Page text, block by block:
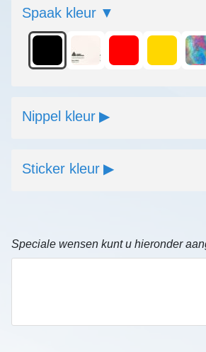
Spaak kleur
Nippel kleur
Sticker kleur
Speciale wensen kunt u hieronder